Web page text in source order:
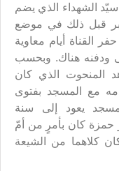
الشهداء الذي يضم
قبل ذلك في موضع
القناة أيام معاوية
ودفنه هناك. وبحسب
المنحوت الذي كان
مع المسجد بفتوى
يعود إلى سنة
حمزة كان بأمرٍ من أمّ
كان كلاهما من الشيعة